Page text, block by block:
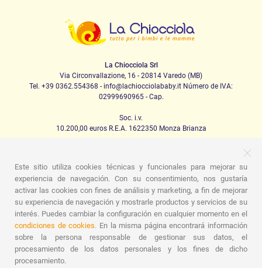
La Chiocciola Srl
Via Circonvallazione, 16 - 20814 Varedo (MB)
Tel. +39 0362.554368 - info@lachiocciolababy.it Número de IVA:
02999690965 - Cap.
Soc. i.v.
10.200,00 euros R.E.A. 1622350 Monza Brianza
PRODOTTI
Caminando
Asientos de coche La casa
Comida
Canción de cuna
Higiene Mamá y bebé
Prendas
Juego
Tarjeta regalo Kit de set para bebés
Ideas para
regalos
Habitaciones para niños
Promociones
Promociones
Marcas
Este sitio utiliza cookies técnicas y funcionales para mejorar su
experiencia de navegación. Con su consentimiento, nos gustaría
activar las cookies con fines de análisis y marketing, a fin de mejorar
su experiencia de navegación y mostrarle productos y servicios de su
interés. Puedes cambiar la configuración en cualquier momento en el
condiciones de cookies. En la misma página encontrará información
sobre la persona responsable de gestionar sus datos, el
procesamiento de los datos personales y los fines de dicho
procesamiento.